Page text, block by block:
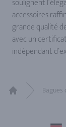
accessoires
grande qualité
avec un
indépendant
Bagues